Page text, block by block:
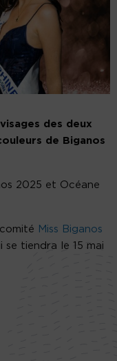
des deux
de Biganos
2025 et Océane
Miss Biganos
se tiendra le 15 mai